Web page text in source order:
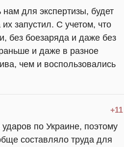
для экспертизы, будет
запустил. С учетом, что
без боезаряда и даже без
и даже в разное
чем и воспользовались
+11
по Украине, поэтому
составляло труда для